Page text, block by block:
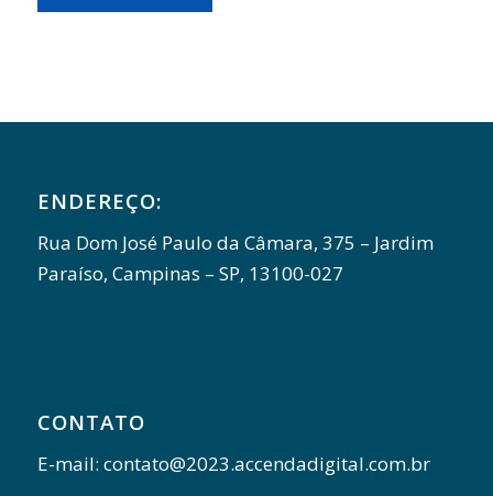
ENDEREÇO:
Rua Dom José Paulo da Câmara, 375 – Jardim
Paraíso, Campinas – SP, 13100-027
CONTATO
E-mail: contato@2023.accendadigital.com.br